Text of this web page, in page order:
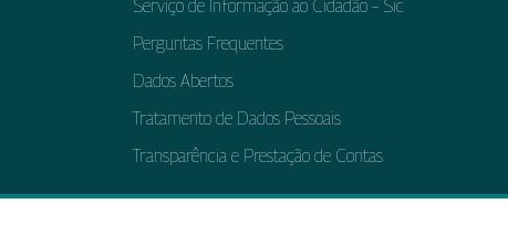
Serviço de Informação ao Cidadão – Sic
Perguntas Frequentes
Dados Abertos
Tratamento de Dados Pessoais
Transparência e Prestação de Contas